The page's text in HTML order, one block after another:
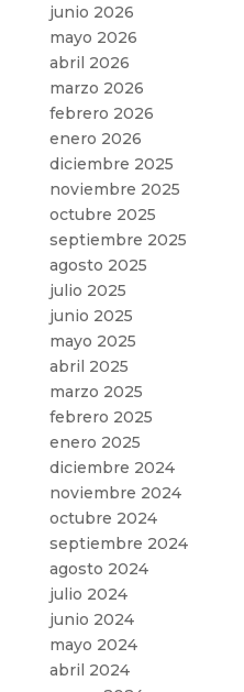
junio 2026
mayo 2026
abril 2026
marzo 2026
febrero 2026
enero 2026
diciembre 2025
noviembre 2025
octubre 2025
septiembre 2025
agosto 2025
julio 2025
junio 2025
mayo 2025
abril 2025
marzo 2025
febrero 2025
enero 2025
diciembre 2024
noviembre 2024
octubre 2024
septiembre 2024
agosto 2024
julio 2024
junio 2024
mayo 2024
abril 2024